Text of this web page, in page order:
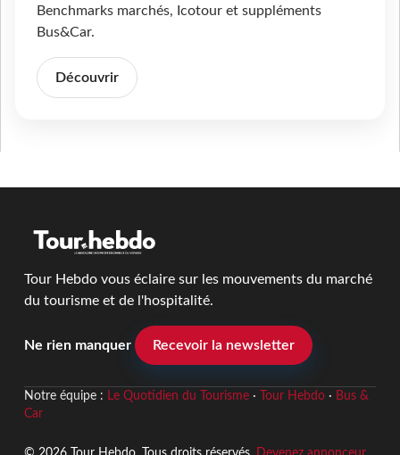
Benchmarks marchés, Icotour et suppléments
Bus&Car.
Découvrir
Tour Hebdo vous éclaire sur les mouvements du marché
du tourisme et de l'hospitalité.
Ne rien manquer Recevoir la newsletter
Notre équipe : Le Quotidien du Tourisme· Tour Hebdo· Bus &
Car